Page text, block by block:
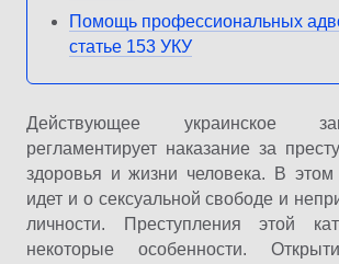
Помощь профессиональных
статье 153 УКУ
Действующее украинское
регламентирует наказание за
здоровья и жизни человека. В этом
идет и о сексуальной свободе и
личности. Преступления этой
некоторые особенности.